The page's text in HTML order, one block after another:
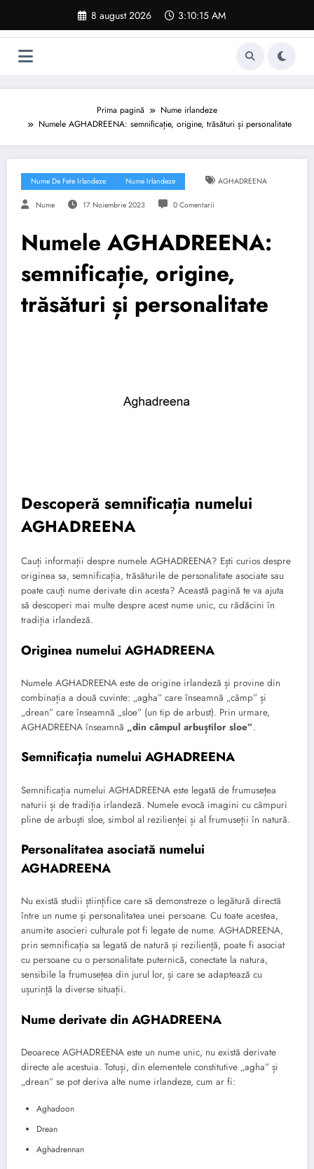
conținut
8 august 2026 3:10:15 AM
Prima pagină
Nume irlandeze
Numele AGHADREENA: semnificație, origine, trăsături și personalitate
Nume De Fete Irlandeze Nume Irlandeze AGHADREENA
Nume 17 Noiembrie 2023 0 Comentarii
Numele AGHADREENA:
semnificație, origine,
trăsături și personalitate
Descoperă semnificația numelui
AGHADREENA
Cauți informații despre numele AGHADREENA? Ești curios despre
originea sa, semnificația, trăsăturile de personalitate asociate sau
poate cauți nume derivate din acesta? Această pagină te va ajuta
să descoperi mai multe despre acest nume unic, cu rădăcini în
tradiția irlandeză.
Originea numelui AGHADREENA
Numele AGHADREENA este de origine irlandeză și provine din
combinația a două cuvinte: „agha” care înseamnă „câmp” și
„drean” care înseamnă „sloe” (un tip de arbust). Prin urmare,
AGHADREENA înseamnă „din câmpul arbuștilor sloe”.
Semnificația numelui AGHADREENA
Semnificația numelui AGHADREENA este legată de frumusețea
naturii și de tradiția irlandeză. Numele evocă imagini cu câmpuri
pline de arbuști sloe, simbol al rezilienței și al frumuseții în natură.
Personalitatea asociată numelui
AGHADREENA
Nu există studii științifice care să demonstreze o legătură directă
între un nume și personalitatea unei persoane. Cu toate acestea,
anumite asocieri culturale pot fi legate de nume. AGHADREENA,
prin semnificația sa legată de natură și reziliență, poate fi asociat
cu persoane cu o personalitate puternică, conectate la natura,
sensibile la frumusețea din jurul lor, și care se adaptează cu
ușurință la diverse situații.
Nume derivate din AGHADREENA
Deoarece AGHADREENA este un nume unic, nu există derivate
directe ale acestuia. Totuși, din elementele constitutive „agha” și
„drean” se pot deriva alte nume irlandeze, cum ar fi:
Aghadoon
Drean
Aghadrennan